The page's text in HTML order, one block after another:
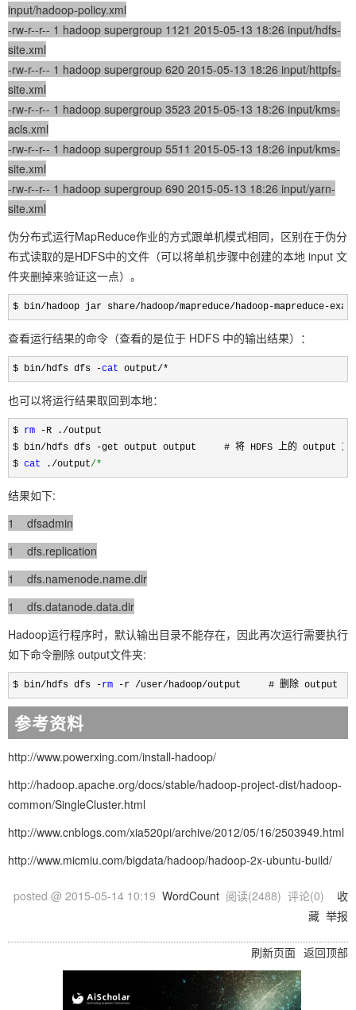
input/hadoop-policy.xml
-rw-r--r-- 1 hadoop supergroup 1121 2015-05-13 18:26 input/hdfs-
site.xml
-rw-r--r-- 1 hadoop supergroup 620 2015-05-13 18:26 input/httpfs-
site.xml
-rw-r--r-- 1 hadoop supergroup 3523 2015-05-13 18:26 input/kms-
acls.xml
-rw-r--r-- 1 hadoop supergroup 5511 2015-05-13 18:26 input/kms-
site.xml
-rw-r--r-- 1 hadoop supergroup 690 2015-05-13 18:26 input/yarn-
site.xml
伪分布式运行MapReduce作业的方式跟单机模式相同，区别在于伪分
布式读取的是HDFS中的文件（可以将单机步骤中创建的本地 input 文
件夹删掉来验证这一点）。
$ bin/hadoop jar share/hadoop/mapreduce/hadoop-mapreduce-
查看运行结果的命令（查看的是位于 HDFS 中的输出结果）：
$ bin/hdfs dfs -cat output/*
也可以将运行结果取回到本地：
$ rm -R ./output
$ bin/hdfs dfs -get output output     # 将 HDFS 上的 output 文件
$ cat ./output/*
结果如下:
1 dfsadmin
1 dfs.replication
1 dfs.namenode.name.dir
1 dfs.datanode.data.dir
Hadoop运行程序时，默认输出目录不能存在，因此再次运行需要执行
如下命令删除 output文件夹:
$ bin/hdfs dfs -rm -r /user/hadoop/output     # 删除 output 文
参考资料
http://www.powerxing.com/install-hadoop/
http://hadoop.apache.org/docs/stable/hadoop-project-dist/hadoop-
common/SingleCluster.html
http://www.cnblogs.com/xia520pi/archive/2012/05/16/2503949.html
http://www.micmiu.com/bigdata/hadoop/hadoop-2x-ubuntu-build/
posted @ 2015-05-14 10:19 WordCount 阅读(2488) 评论(0) 收
藏 举报
刷新页面 返回顶部